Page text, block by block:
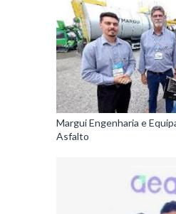
Margui Engenharia e
Asfalto